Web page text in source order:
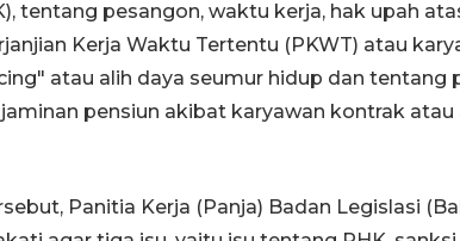
tentang pesangon, waktu kerja, hak upah
Kerja Waktu Tertentu (PKWT) atau
atau alih daya seumur hidup dan tentang
pensiun akibat karyawan kontrak atau
Panitia Kerja (Panja) Badan Legislasi